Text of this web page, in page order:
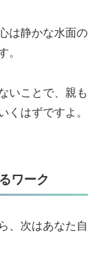
は静かな水面の
。
いことで、親も
くはずですよ。
ワーク
、次はあなた自